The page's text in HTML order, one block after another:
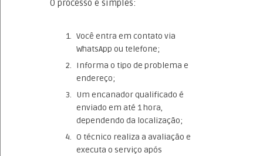
O processo é simples:
Você entra em contato via
WhatsApp ou telefone;
Informa o tipo de problema e
endereço;
Um encanador qualificado é
enviado em até 1 hora,
dependendo da localização;
O técnico realiza a avaliação e
executa o serviço após